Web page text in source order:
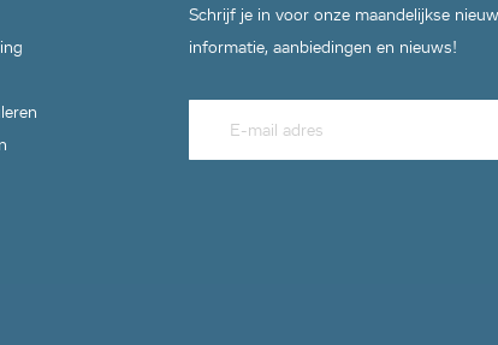
Schrijf je in voor onze maandelijkse
informatie, aanbiedingen en nieuws!